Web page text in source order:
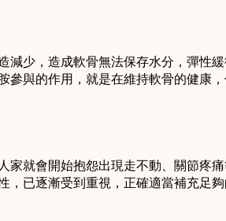
減少，造成軟骨無法保存水分，彈性
參與的作用，就是在維持軟骨的健康
家就會開始抱怨出現走不動、關節疼
，已逐漸受到重視，正確適當補充足